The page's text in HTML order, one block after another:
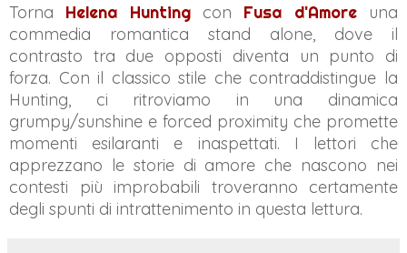
Torna Helena Huntingcon Fusa d'Amoreuna
commedia romantica stand alone, dove il
contrasto tra due opposti diventa un punto di
forza. Con il classico stile che contraddistingue la
Hunting, ci ritroviamo in una dinamica
grumpy/sunshine e forced proximity che promette
momenti esilaranti e inaspettati. I lettori che
apprezzano le storie di amore che nascono nei
contesti più improbabili troveranno certamente
degli spunti di intrattenimento in questa lettura.